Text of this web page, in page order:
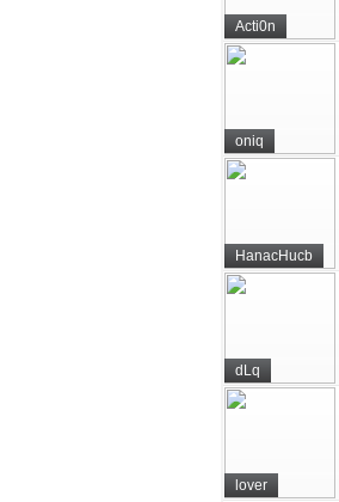
Acti0n
oniq
HanacHucb
dLq
lover